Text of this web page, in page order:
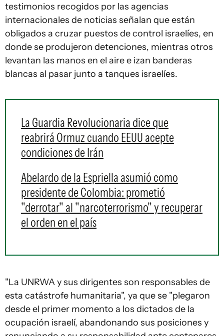
testimonios recogidos por las agencias
internacionales de noticias señalan que están
obligados a cruzar puestos de control israelíes, en
donde se produjeron detenciones, mientras otros
levantan las manos en el aire e izan banderas
blancas al pasar junto a tanques israelíes.
La Guardia Revolucionaria dice que
reabrirá Ormuz cuando EEUU acepte
condiciones de Irán
Abelardo de la Espriella asumió como
presidente de Colombia: prometió
"derrotar" al "narcoterrorismo" y recuperar
el orden en el país
"La UNRWA y sus dirigentes son responsables de
esta catástrofe humanitaria", ya que se "plegaron
desde el primer momento a los dictados de la
ocupación israelí, abandonando sus posiciones y